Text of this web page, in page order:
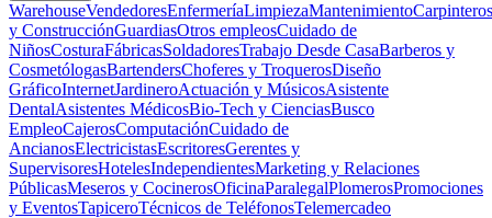
WarehouseVendedoresEnfermeríaLimpiezaMantenimientoCarpinteros
y ConstrucciónGuardiasOtros empleosCuidado de
NiñosCosturaFábricasSoldadoresTrabajo Desde CasaBarberos y
CosmetólogasBartendersChoferes y TroquerosDiseño
GráficoInternetJardineroActuación y MúsicosAsistente
DentalAsistentes MédicosBio-Tech y CienciasBusco
EmpleoCajerosComputaciónCuidado de
AncianosElectricistasEscritoresGerentes y
SupervisoresHotelesIndependientesMarketing y Relaciones
PúblicasMeseros y CocinerosOficinaParalegalPlomerosPromociones
y EventosTapiceroTécnicos de TeléfonosTelemercadeo